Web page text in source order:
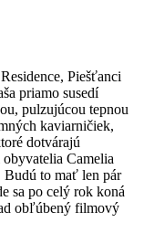
Piešťanci
priamo susedí
pulzujúcou tepnou
kaviarničiek,
dotvárajú
Camelia
Budú to mať len pár
sa po celý rok koná
obľúbený filmový